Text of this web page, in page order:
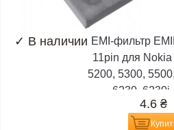
✓ В наличии EMI-фильтр
11pin для
5200, 5300,
6230, 6230i,
4.6 ₴